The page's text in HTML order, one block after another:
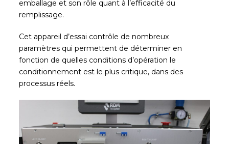
emballage et son rôle quant à l’efficacité du
remplissage.
Cet appareil d’essai contrôle de nombreux
paramètres qui permettent de déterminer en
fonction de quelles conditions d’opération le
conditionnement est le plus critique, dans des
processus réels.